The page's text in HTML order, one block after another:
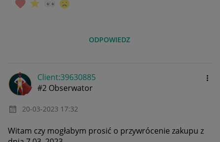
ODPOWIEDZ
Client:39630885
#2 Obserwator
‎20-03-2023 17:32
Witam czy mogłabym prosić o przywrócenie zakupu z